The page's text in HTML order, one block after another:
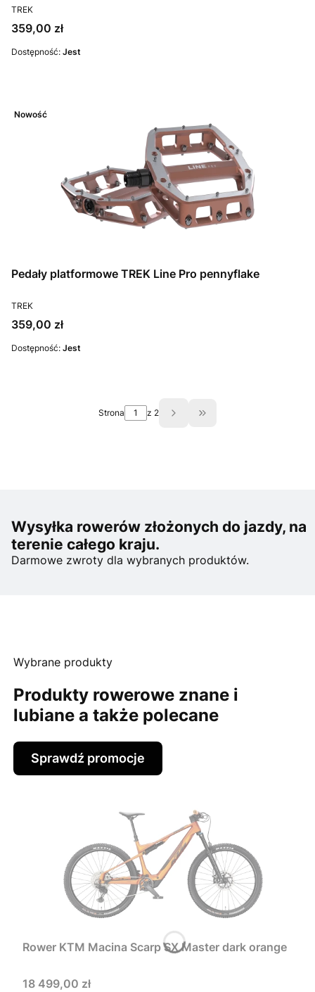
PRODUCENT
TREK
Cena
359,00 zł
Dostępność: Jest
Nowość
Pedały platformowe TREK Line Pro pennyflake
PRODUCENT
TREK
Cena
359,00 zł
Dostępność: Jest
Strona z 2 Przejdź do ostatniej
Wysyłka rowerów złożonych do jazdy, na
terenie całego kraju.
Darmowe zwroty dla wybranych produktów.
Wybrane produkty
Produkty rowerowe znane i
lubiane a także polecane
Sprawdź promocje
Rower KTM Macina Scarp SX Master dark orange
Cena
18 499,00 zł